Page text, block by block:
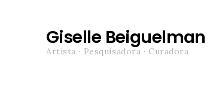
Giselle Beiguelman
Artista · Pesquisadora · Curadora